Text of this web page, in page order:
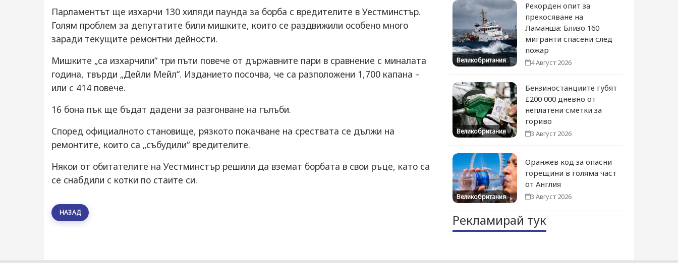
Парламентът ще изхарчи 130 хиляди паунда за борба с вредителите в Уестминстър.
Голям проблем за депутатите били мишките, които се раздвижили особено много
заради текущите ремонтни дейности.
Мишките „са изхарчили“ три пъти повече от държавните пари в сравнение с миналата
година, твърди „Дейли Мейл“. Изданието посочва, че са разположени 1,700 капана –
или с 414 повече.
16 бона пък ще бъдат дадени за разгонване на гълъби.
Според официалното становище, рязкото покачване на срествата се дължи на
ремонтите, които са „събудили“ вредителите.
Някои от обитателите на Уестминстър решили да вземат борбата в свои ръце, като са
се снабдили с котки по стаите си.
НАЗАД
Великобритания
Рекорден опит за
прекосяване на
Ламанша: Близо 160
мигранти спасени след
пожар
4 Август 2026
Великобритания
Бензиностанциите губят
£200 000 дневно от
неплатени сметки за
гориво
3 Август 2026
Великобритания
Оранжев код за опасни
горещини в голяма част
от Англия
3 Август 2026
Рекламирай тук